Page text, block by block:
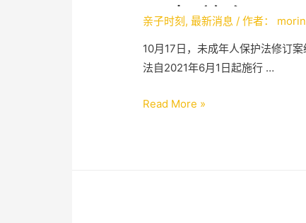
日起施行，9
亲子时刻,最新消息 / 作者：
10月17日，未成年人保护法修订
法自2021年6月1日起施行 …
Read More »